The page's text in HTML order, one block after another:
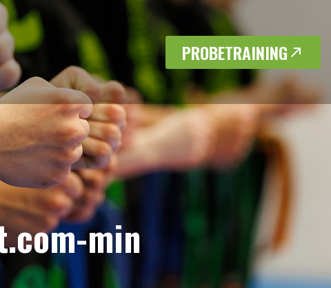
PROBETRAINING
min